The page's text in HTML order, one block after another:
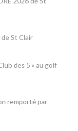
St Clair
des 5 » au golf
remporté par